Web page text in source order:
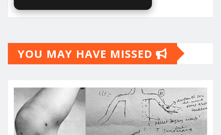
YOU MAY HAVE MISSED